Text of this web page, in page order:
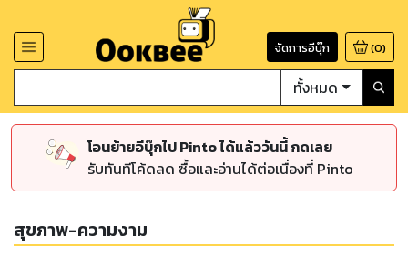
จัดการอีบุ๊ก (0)
ทั้งหมด
โอนย้ายอีบุ๊กไป Pinto ได้แล้ววันนี้ กดเลย
รับทันทีโค้ดลด ซื้อและอ่านได้ต่อเนื่องที่ Pinto
สุขภาพ-ความงาม